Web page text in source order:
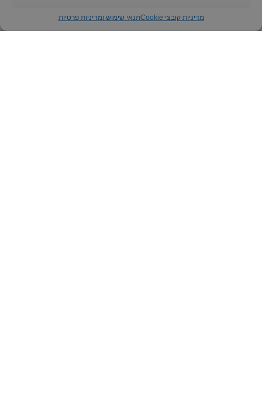
מדיניות קובצי Cookie תנאי שימוש ומדיניות פרטיות